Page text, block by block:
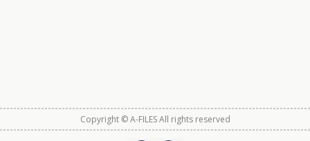
Copyright © A-FILES All rights reserved